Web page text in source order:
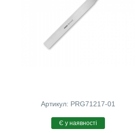
Артикул: PRG71217-01